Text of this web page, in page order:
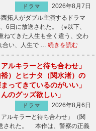
ドラマ
2026年8月7日
拓人がダブル主演するドラマ
6日に放送された。（※以下、
てきた人生も全く違う、交わ
合い、人生で … 続きを読む
アルキラーと待ち合わせ」
裕）とヒナタ（関水渚）の
ってきているのがいい」
のグッズ欲しい」
ドラマ
2026年8月6日
ルキラーと待ち合わせ」（関
された。 本作は、警察の正義